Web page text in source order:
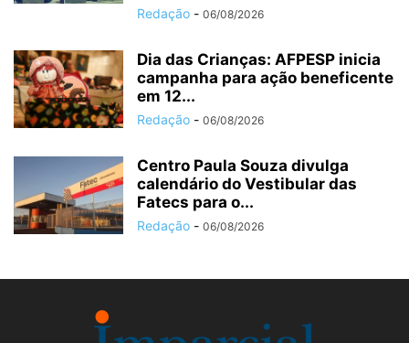
Redação - 06/08/2026
Dia das Crianças: AFPESP inicia
campanha para ação beneficente
em 12...
Redação - 06/08/2026
Centro Paula Souza divulga
calendário do Vestibular das
Fatecs para o...
Redação - 06/08/2026